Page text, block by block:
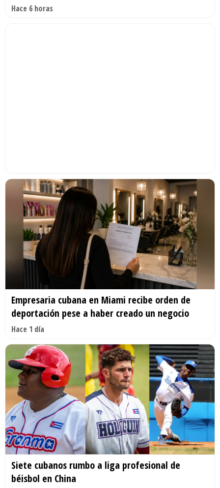
Hace 6 horas
Empresaria cubana en Miami recibe orden de
deportación pese a haber creado un negocio
Hace 1 día
Siete cubanos rumbo a liga profesional de
béisbol en China